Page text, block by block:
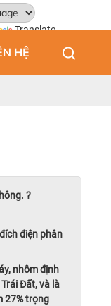
Translate
HỆ
?
điện phân
nhôm định
Đất, và là
27% trọng